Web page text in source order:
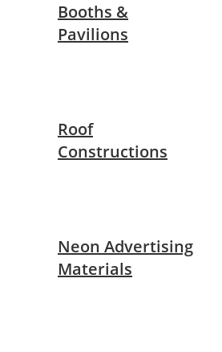
Booths &
Pavilions
Roof
Constructions
Neon Advertising
Materials